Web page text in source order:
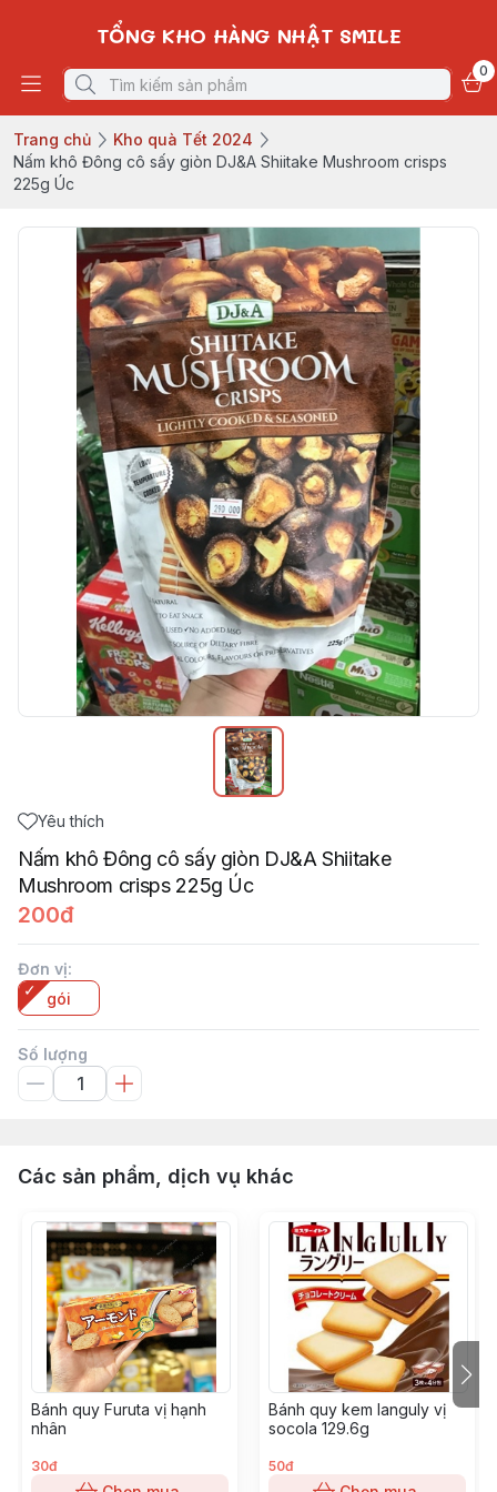
TỔNG KHO HÀNG NHẬT SMILE
0
Trang chủ
Kho quà Tết 2024
Nấm khô Đông cô sấy giòn DJ&A Shiitake Mushroom crisps
225g Úc
Yêu thích
Nấm khô Đông cô sấy giòn DJ&A Shiitake
Mushroom crisps 225g Úc
200đ
Đơn vị:
gói
Số lượng
Các sản phẩm, dịch vụ khác
Bánh quy Furuta vị hạnh
nhân
30đ
Bánh quy kem languly vị
socola 129.6g
50đ